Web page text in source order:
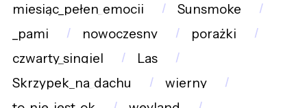
miesiąc_pełen_emocji
Sunsmoke
_pami
nowoczesny
porażki
czwarty_singiel
Las
Skrzypek_na_dachu
wierny